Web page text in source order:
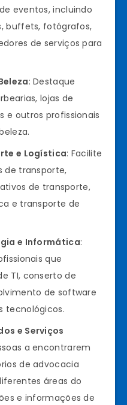
eventos, incluindo
buffets, fotógrafos,
de serviços para
: Destaque
lojas de
e outros profissionais
e Logística: Facilite
de transporte,
de transporte,
e transporte de
e Informática:
que
TI, conserto de
de software
tecnológicos.
e Serviços
a encontrarem
de advocacia
áreas do
e informações de